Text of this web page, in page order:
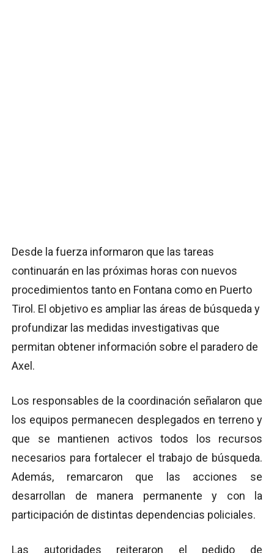
Desde la fuerza informaron que las tareas
continuarán en las próximas horas con nuevos
procedimientos tanto en Fontana como en Puerto
Tirol. El objetivo es ampliar las áreas de búsqueda y
profundizar las medidas investigativas que
permitan obtener información sobre el paradero de
Axel.
Los responsables de la coordinación señalaron que
los equipos permanecen desplegados en terreno y
que se mantienen activos todos los recursos
necesarios para fortalecer el trabajo de búsqueda.
Además, remarcaron que las acciones se
desarrollan de manera permanente y con la
participación de distintas dependencias policiales.
Las autoridades reiteraron el pedido de